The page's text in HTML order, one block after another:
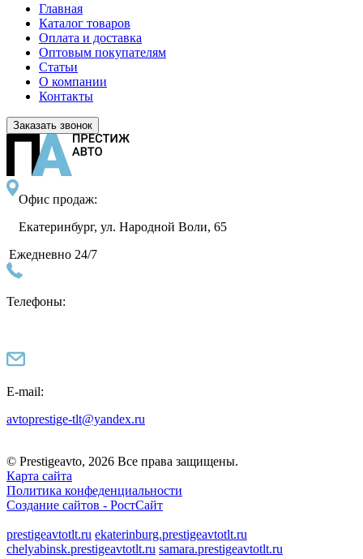
Главная
Каталог товаров
Оплата и доставка
Оптовым покупателям
Статьи
О компании
Контакты
Заказать звонок
Офис продаж:
Екатеринбург, ул. Народной Воли, 65
Ежедневно 24/7
Телефоны:
E-mail:
avtoprestige-tlt@yandex.ru
© Prestigeavto, 2026 Все права защищены.
Карта сайта
Политика конфеденциальности
Создание сайтов - РостСайт
prestigeavtotlt.ru ekaterinburg.prestigeavtotlt.ru
chelyabinsk.prestigeavtotlt.ru samara.prestigeavtotlt.ru